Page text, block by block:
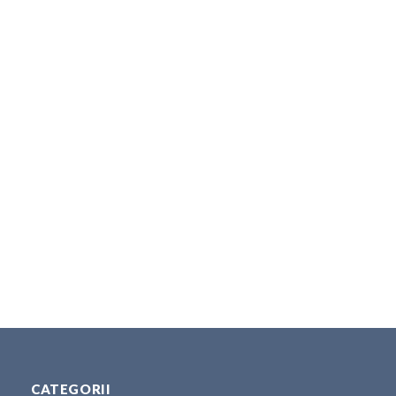
CATEGORII